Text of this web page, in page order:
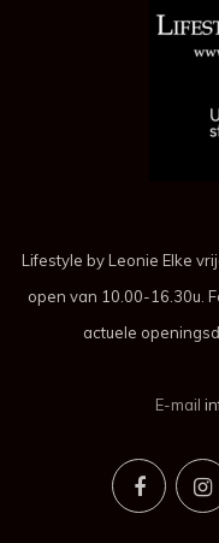
Lifestyle by Leonie Elke
open van 10.00-16.30u.
actuele
E-mail